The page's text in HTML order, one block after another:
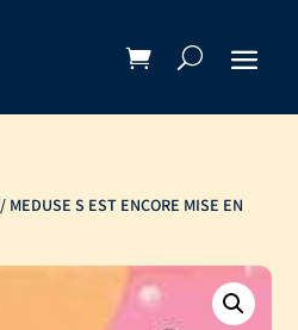
/ MEDUSE S EST ENCORE MISE EN